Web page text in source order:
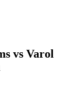
vs Varol